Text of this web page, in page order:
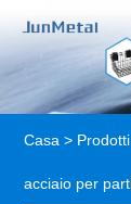
Casa > Prodotti
acciaio per